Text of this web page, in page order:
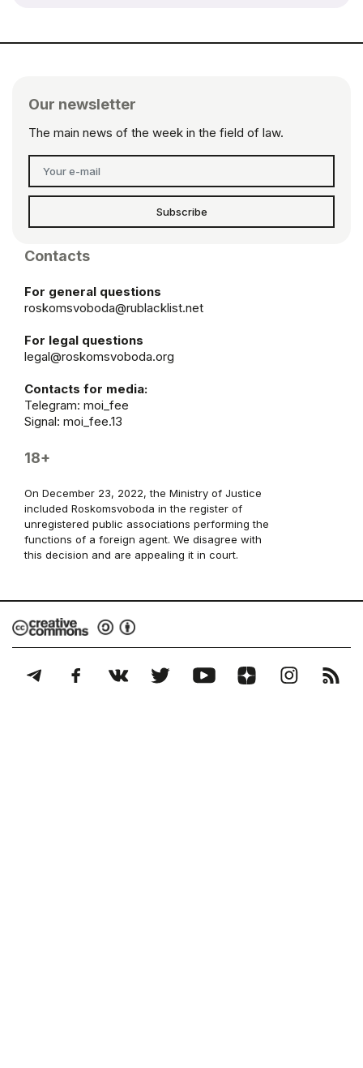
Our newsletter
The main news of the week in the field of law.
Subscribe
Contacts
For general questions
roskomsvoboda@rublacklist.net
For legal questions
legal@roskomsvoboda.org
Contacts for media:
Telegram: moi_fee
Signal: moi_fee.13
18+
On December 23, 2022, the Ministry of Justice
included Roskomsvoboda in the register of
unregistered public associations performing the
functions of a foreign agent. We disagree with
this decision and are appealing it in court.